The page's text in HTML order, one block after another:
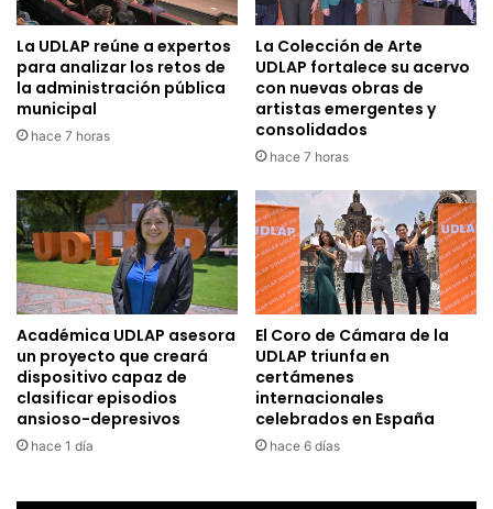
La UDLAP reúne a expertos
para analizar los retos de
la administración pública
municipal
hace 7 horas
La Colección de Arte
UDLAP fortalece su acervo
con nuevas obras de
artistas emergentes y
consolidados
hace 7 horas
Académica UDLAP asesora
un proyecto que creará
dispositivo capaz de
clasificar episodios
ansioso-depresivos
hace 1 día
El Coro de Cámara de la
UDLAP triunfa en
certámenes
internacionales
celebrados en España
hace 6 días